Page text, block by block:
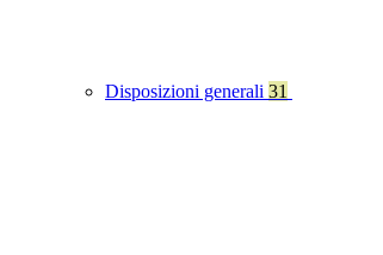
Disposizioni generali 31